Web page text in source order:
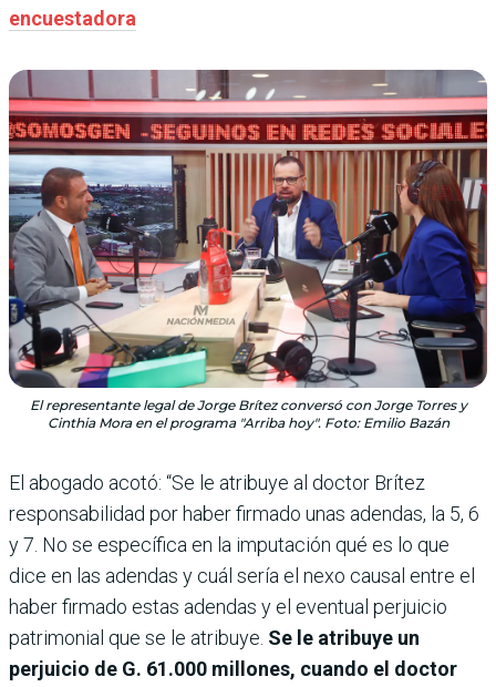
encuestadora
El representante legal de Jorge Brítez conversó con Jorge Torres y
Cinthia Mora en el programa "Arriba hoy". Foto: Emilio Bazán
El abogado acotó: “Se le atribuye al doctor Brítez
responsabilidad por haber firmado unas adendas, la 5, 6
y 7. No se específica en la imputación qué es lo que
dice en las adendas y cuál sería el nexo causal entre el
haber firmado estas adendas y el eventual perjuicio
patrimonial que se le atribuye. Se le atribuye un
perjuicio de G. 61.000 millones, cuando el doctor